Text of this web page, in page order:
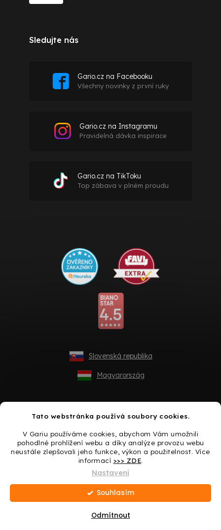
Tato webstránka používá soubory cookies.
V Gariu používáme cookies, abychom Vám umožnili
pohodlné prohlížení webu a díky analýze provozu webu
neustále zlepšovali jeho funkce, výkon a použitelnost. Více
informací >>> ZDE.
Nastavení
Odmítnout
Souhlasím
Dárek ke každému nákupu -> Udělejte si radost ještě
Sledujte nás
Gario.cz na Facebooku
Všechny novinky z první ruky
Gario.cz na Instagramu
Pravidelná dávka inspirace
Gario.cz na TikToku
Top zábava v plném proudu
Slovenská republika
Magyarország
Vytvořil Shoptet
Copyright 2026Gario.cz. Všechna práva vyhrazena.Upravit
nastavení cookies